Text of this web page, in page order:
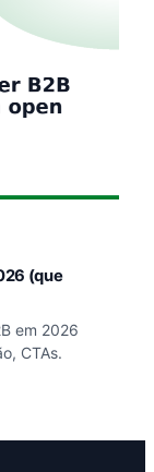
(que
em 2026
CTAs.